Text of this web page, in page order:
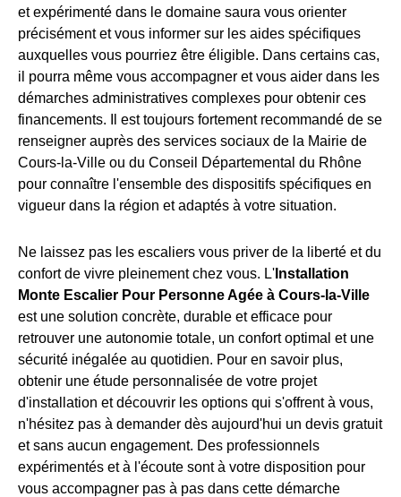
et expérimenté dans le domaine saura vous orienter
précisément et vous informer sur les aides spécifiques
auxquelles vous pourriez être éligible. Dans certains cas,
il pourra même vous accompagner et vous aider dans les
démarches administratives complexes pour obtenir ces
financements. Il est toujours fortement recommandé de se
renseigner auprès des services sociaux de la Mairie de
Cours-la-Ville ou du Conseil Départemental du Rhône
pour connaître l'ensemble des dispositifs spécifiques en
vigueur dans la région et adaptés à votre situation.
Ne laissez pas les escaliers vous priver de la liberté et du
confort de vivre pleinement chez vous. L' Installation
Monte Escalier Pour Personne Agée à Cours-la-Ville
est une solution concrète, durable et efficace pour
retrouver une autonomie totale, un confort optimal et une
sécurité inégalée au quotidien. Pour en savoir plus,
obtenir une étude personnalisée de votre projet
d'installation et découvrir les options qui s'offrent à vous,
n'hésitez pas à demander dès aujourd'hui un devis gratuit
et sans aucun engagement. Des professionnels
expérimentés et à l'écoute sont à votre disposition pour
vous accompagner pas à pas dans cette démarche